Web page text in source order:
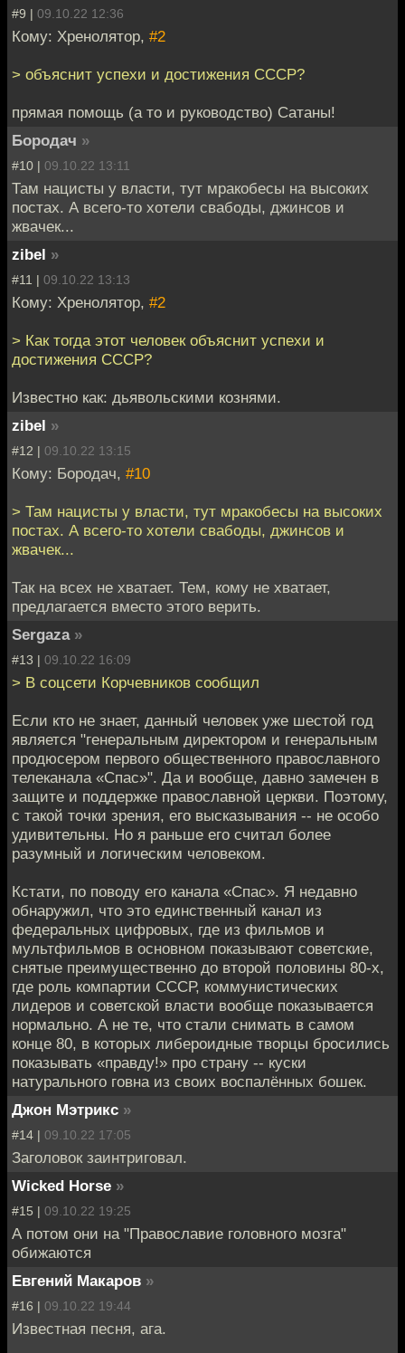
#9 | 09.10.22 12:36
Кому: Хренолятор, #2
> объяснит успехи и достижения СССР?
прямая помощь (а то и руководство) Сатаны!
Бородач »
#10 | 09.10.22 13:11
Там нацисты у власти, тут мракобесы на высоких
постах. А всего-то хотели свабоды, джинсов и
жвачек...
zibel »
#11 | 09.10.22 13:13
Кому: Хренолятор, #2
> Как тогда этот человек объяснит успехи и
достижения СССР?
Известно как: дьявольскими кознями.
zibel »
#12 | 09.10.22 13:15
Кому: Бородач, #10
> Там нацисты у власти, тут мракобесы на высоких
постах. А всего-то хотели свабоды, джинсов и
жвачек...
Так на всех не хватает. Тем, кому не хватает,
предлагается вместо этого верить.
Sergaza »
#13 | 09.10.22 16:09
> В соцсети Корчевников сообщил
Если кто не знает, данный человек уже шестой год
является "генеральным директором и генеральным
продюсером первого общественного православного
телеканала «Спас»". Да и вообще, давно замечен в
защите и поддержке православной церкви. Поэтому,
с такой точки зрения, его высказывания -- не особо
удивительны. Но я раньше его считал более
разумный и логическим человеком.
Кстати, по поводу его канала «Спас». Я недавно
обнаружил, что это единственный канал из
федеральных цифровых, где из фильмов и
мультфильмов в основном показывают советские,
снятые преимущественно до второй половины 80-х,
где роль компартии СССР, коммунистических
лидеров и советской власти вообще показывается
нормально. А не те, что стали снимать в самом
конце 80, в которых либероидные творцы бросились
показывать «правду!» про страну -- куски
натурального говна из своих воспалённых бошек.
Джон Мэтрикс »
#14 | 09.10.22 17:05
Заголовок заинтриговал.
Wicked Horse »
#15 | 09.10.22 19:25
А потом они на "Православие головного мозга"
обижаются
Евгений Макаров »
#16 | 09.10.22 19:44
Известная песня, ага.